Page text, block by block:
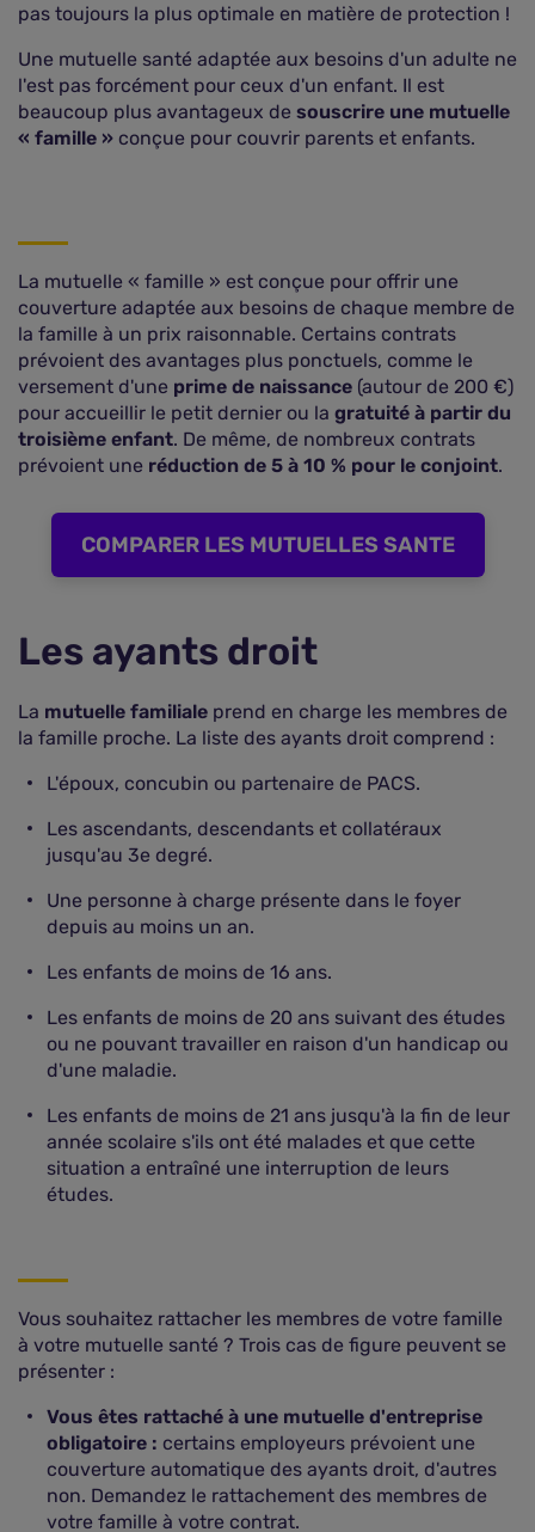
pas toujours la plus optimale en matière de protection !
Une mutuelle santé adaptée aux besoins d'un adulte ne
l'est pas forcément pour ceux d'un enfant. Il est
beaucoup plus avantageux de souscrire une mutuelle
« famille » conçue pour couvrir parents et enfants.
La mutuelle « famille » est conçue pour offrir une
couverture adaptée aux besoins de chaque membre de
la famille à un prix raisonnable. Certains contrats
prévoient des avantages plus ponctuels, comme le
versement d'une prime de naissance (autour de 200 €)
pour accueillir le petit dernier ou la gratuité à partir du
troisième enfant. De même, de nombreux contrats
prévoient une réduction de 5 à 10 % pour le conjoint.
COMPARER LES MUTUELLES SANTE
Les ayants droit
La mutuelle familiale prend en charge les membres de
la famille proche. La liste des ayants droit comprend :
L'époux, concubin ou partenaire de PACS.
Les ascendants, descendants et collatéraux
jusqu'au 3e degré.
Une personne à charge présente dans le foyer
depuis au moins un an.
Les enfants de moins de 16 ans.
Les enfants de moins de 20 ans suivant des études
ou ne pouvant travailler en raison d'un handicap ou
d'une maladie.
Les enfants de moins de 21 ans jusqu'à la fin de leur
année scolaire s'ils ont été malades et que cette
situation a entraîné une interruption de leurs
études.
Vous souhaitez rattacher les membres de votre famille
à votre mutuelle santé ? Trois cas de figure peuvent se
présenter :
Vous êtes rattaché à une mutuelle d'entreprise
obligatoire : certains employeurs prévoient une
couverture automatique des ayants droit, d'autres
non. Demandez le rattachement des membres de
votre famille à votre contrat.